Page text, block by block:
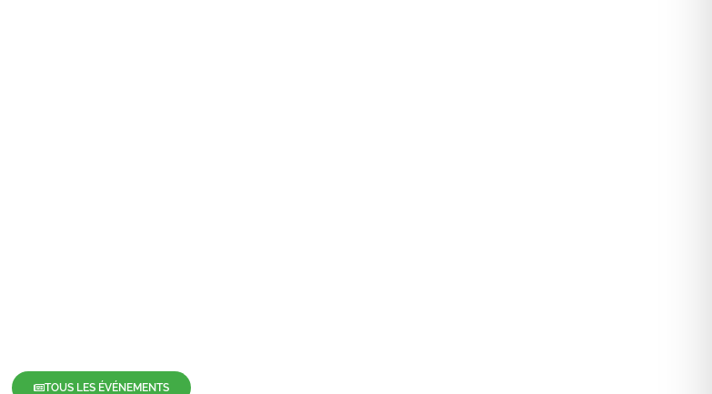
TOUS LES ÉVÉNEMENTS